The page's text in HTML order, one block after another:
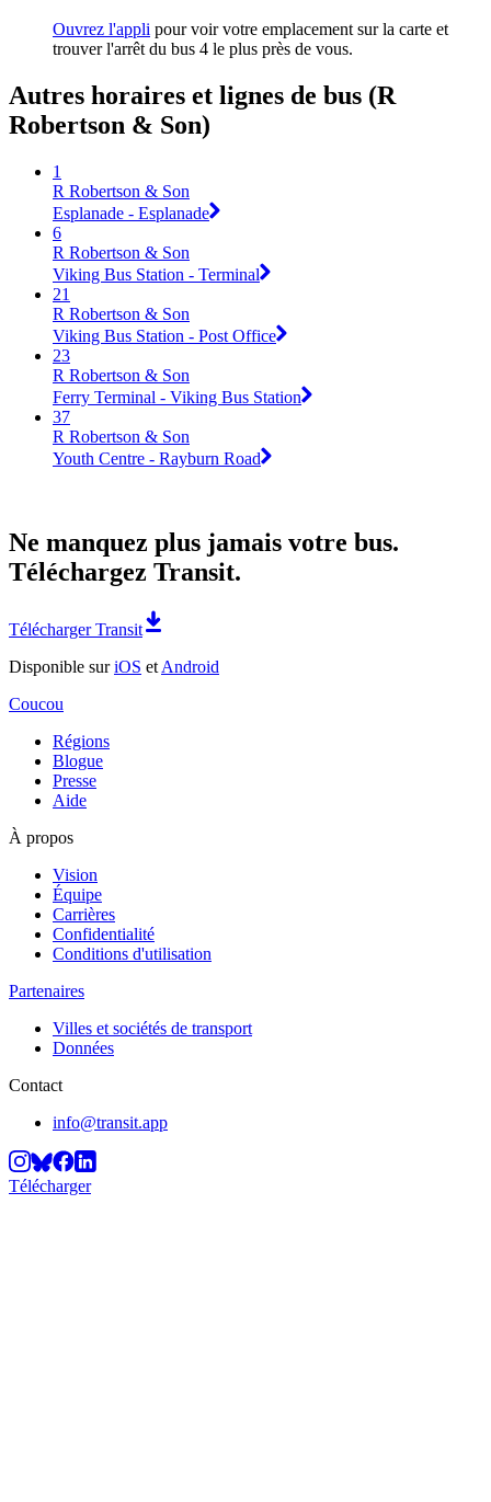
Ouvrez l'appli pour voir votre emplacement sur la carte et
trouver l'arrêt du bus 4 le plus près de vous.
Autres horaires et lignes de bus (R
Robertson & Son)
1
R Robertson & Son
Esplanade - Esplanade
6
R Robertson & Son
Viking Bus Station - Terminal
21
R Robertson & Son
Viking Bus Station - Post Office
23
R Robertson & Son
Ferry Terminal - Viking Bus Station
37
R Robertson & Son
Youth Centre - Rayburn Road
Ne manquez plus jamais votre bus.
Téléchargez Transit.
Télécharger Transit
Disponible suriOS et Android
Coucou
Régions
Blogue
Presse
Aide
À propos
Vision
Équipe
Carrières
Confidentialité
Conditions d'utilisation
Partenaires
Villes et sociétés de transport
Données
Contact
info@transit.app
Télécharger